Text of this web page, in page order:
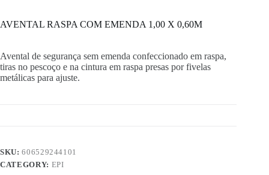
AVENTAL RASPA COM EMENDA 1,00 X 0,60M
Avental de segurança sem emenda confeccionado em raspa,
tiras no pescoço e na cintura em raspa presas por fivelas
metálicas para ajuste.
SKU:606529244101
CATEGORY: EPI